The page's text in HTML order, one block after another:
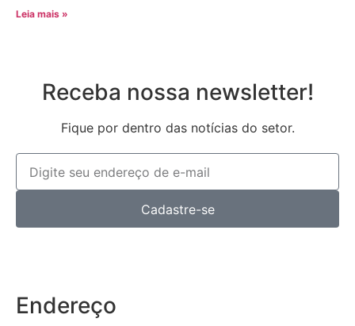
Leia mais »
Receba nossa newsletter!
Fique por dentro das notícias do setor.
Cadastre-se
Endereço